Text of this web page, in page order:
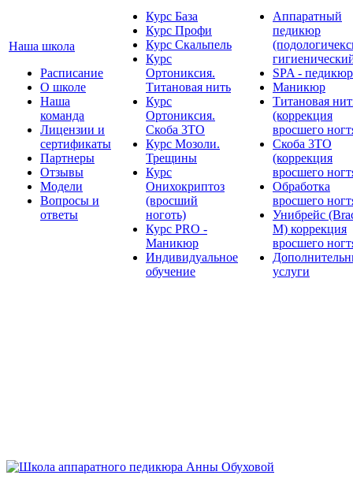
Наша школа
Расписание
О школе
Наша
команда
Лицензии и
сертификаты
Партнеры
Отзывы
Модели
Вопросы и
ответы
Курс База
Курс Профи
Курс Скальпель
Курс
Ортониксия.
Титановая нить
Курс
Ортониксия.
Скоба 3ТО
Курс Мозоли.
Трещины
Курс
Онихокриптоз
(вросший
ноготь)
Курс PRO -
Маникюр
Индивидуальное
обучение
Аппаратный
педикюр
SPA - педикюр
Маникюр
Титановая
(коррекция
вросшего
Скоба 3ТО
(коррекция
вросшего
Обработка
вросшего
Унибрейс
M) коррекция
вросшего
услуги